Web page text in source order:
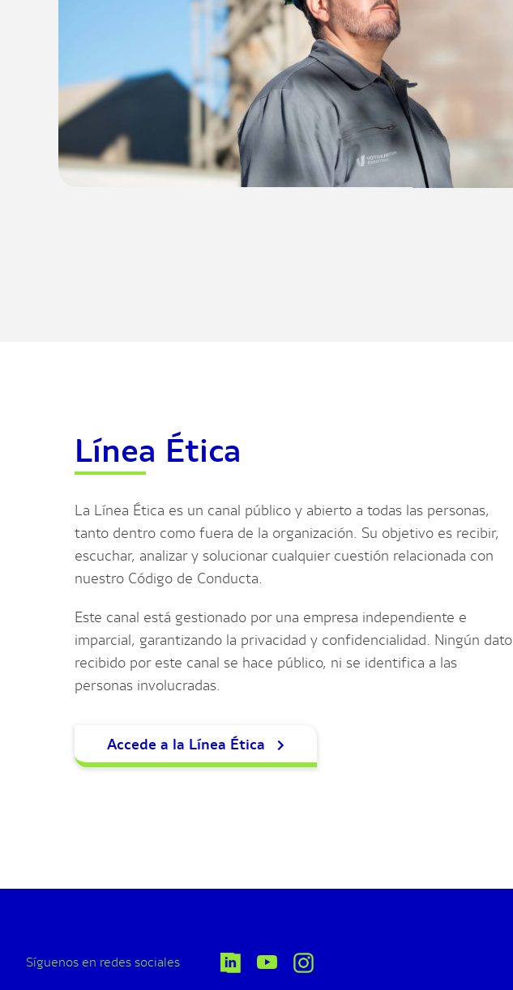
Línea Ética
La Línea Ética es un canal público y abierto a todas las personas,
tanto dentro como fuera de la organización. Su objetivo es recibir,
escuchar, analizar y solucionar cualquier cuestión relacionada con
nuestro Código de Conducta.
Este canal está gestionado por una empresa independiente e
imparcial, garantizando la privacidad y confidencialidad. Ningún dato
recibido por este canal se hace público, ni se identifica a las
personas involucradas.
Accede a la Línea Ética
Síguenos en redes sociales